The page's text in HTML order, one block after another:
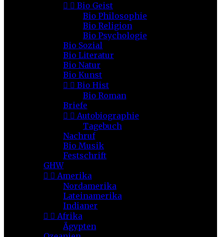
  Bio Geist
Bio Philosophie
Bio Religion
Bio Psychologie
Bio Sozial
Bio Literatur
Bio Natur
Bio Kunst
  Bio Hist
Bio Roman
Briefe
  Autobiographie
Tagebuch
Nachruf
Bio Musik
Festschrift
GHW
  Amerika
Nordamerika
Lateinamerika
Indianer
  Afrika
Ägypten